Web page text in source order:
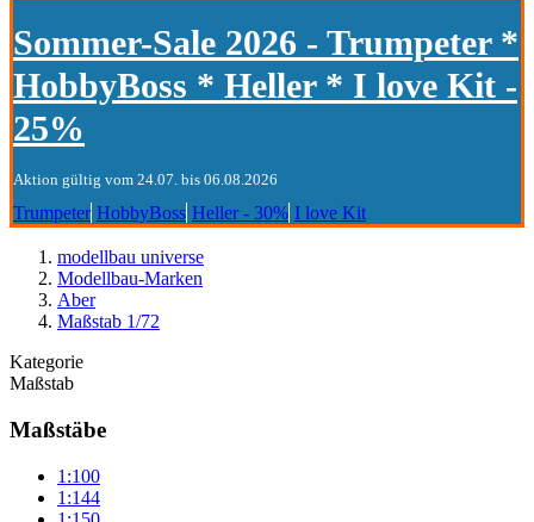
Sommer-Sale 2026 - Trumpeter *
HobbyBoss * Heller * I love Kit -
25%
Aktion gültig vom 24.07. bis 06.08.2026
Trumpeter HobbyBoss Heller - 30% I love Kit
modellbau universe
Modellbau-Marken
Aber
Maßstab 1/72
Kategorie
Maßstab
Maßstäbe
1:100
1:144